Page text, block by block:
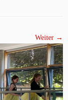
Weiter →